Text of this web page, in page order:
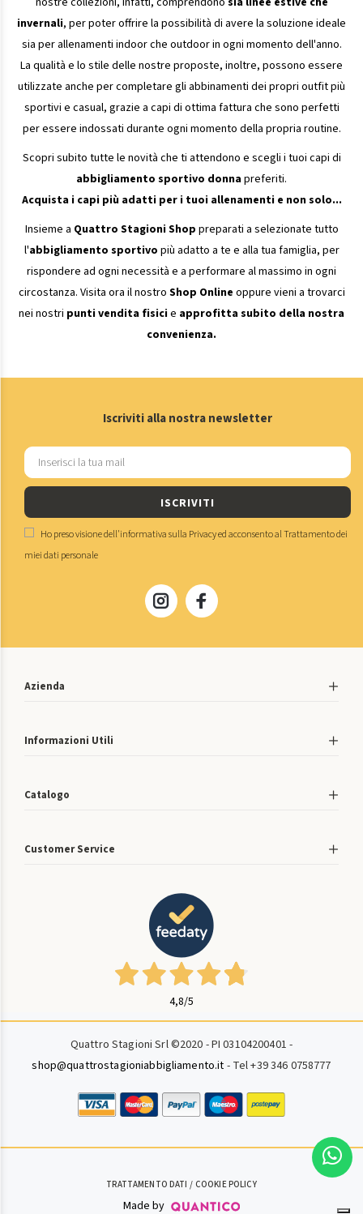
invernali, per poter offrire la possibilità di avere la soluzione ideale
sia per allenamenti indoor che outdoor in ogni momento dell'anno.
La qualità e lo stile delle nostre proposte, inoltre, possono essere
utilizzate anche per completare gli abbinamenti dei propri outfit più
sportivi e casual, grazie a capi di ottima fattura che sono perfetti
per essere indossati durante ogni momento della propria routine.
Scopri subito tutte le novità che ti attendono e scegli i tuoi capi di
abbigliamento sportivo donnapreferiti.
Acquista i capi più adatti per i tuoi allenamenti e non solo...
Insieme a Quattro Stagioni Shop preparati a selezionate tutto
l'abbigliamento sportivo più adatto a te e alla tua famiglia, per
rispondere ad ogni necessità e a performare al massimo in ogni
circostanza. Visita ora il nostro Shop Online oppure vieni a trovarci
nei nostri punti vendita fisicie approfitta subito della nostra
convenienza.
Iscriviti alla nostra newsletter
ISCRIVITI
Ho preso visione dell'informativa sulla Privacyed acconsento alTrattamento dei
miei dati personale
Azienda
Informazioni Utili
Catalogo
Customer Service
4,8/5
Quattro Stagioni Srl ©2020 - PI 03104200401 -
shop@quattrostagioniabbigliamento.it - Tel +39 346 0758777
TRATTAMENTO DATI COOKIE POLICY
Made by